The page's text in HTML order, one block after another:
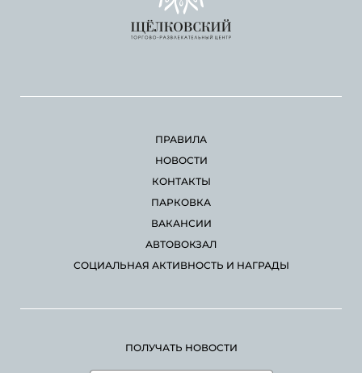
ПРАВИЛА
НОВОСТИ
КОНТАКТЫ
ПАРКОВКА
ВАКАНСИИ
АВТОВОКЗАЛ
СОЦИАЛЬНАЯ АКТИВНОСТЬ И НАГРАДЫ
ПОЛУЧАТЬ НОВОСТИ